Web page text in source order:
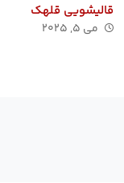
قالیشویی قلهک
می ۵, ۲۰۲۵